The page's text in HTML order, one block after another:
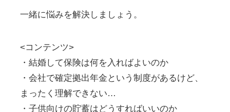
一緒に悩みを解決しましょう。
<コンテンツ>
・結婚して保険は何を入ればよいのか
・会社で確定拠出年金という制度があるけど、
まったく理解できない…
・子供向けの貯蓄はどうすればいいのか